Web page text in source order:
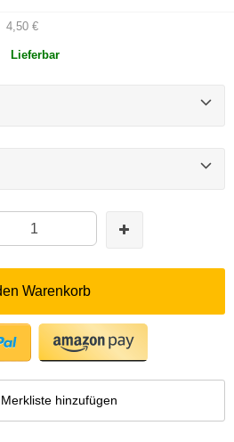
4,50 €
Lieferbar
Warenkorb
hinzufügen